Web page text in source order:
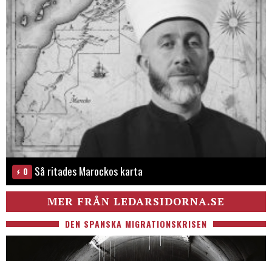
0 Så ritades Marockos karta
MER FRÅN LEDARSIDORNA.SE
DEN SPANSKA MIGRATIONSKRISEN